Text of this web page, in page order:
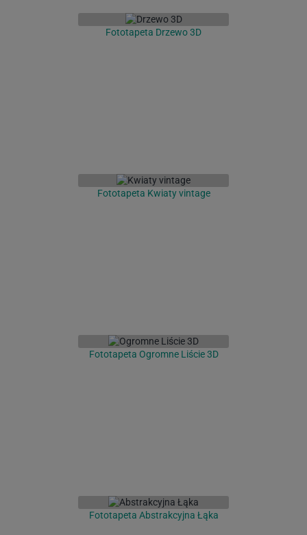
Fototapeta Drzewo 3D
Fototapeta Kwiaty vintage
Fototapeta Ogromne Liście 3D
Fototapeta Abstrakcyjna Łąka